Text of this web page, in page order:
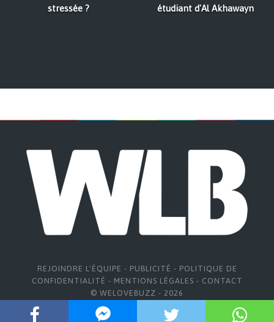
stressée ?
étudiant d'Al Akhawayn
REJOINDRE L'ÉQUIPE - PUBLICITÉ - POLITIQUE DE
CONFIDENTIALITÉ - MENTIONS LÉGALES - CONTACT
© WELOVEBUZZ - 2026